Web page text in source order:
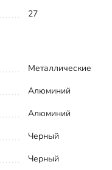
27
Металлические
Алюминий
Алюминий
Черный
Черный